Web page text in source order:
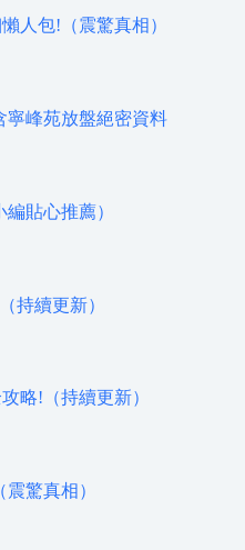
人包!（震驚真相）
寧峰苑放盤絕密資料
貼心推薦）
持續更新）
略!（持續更新）
驚真相）